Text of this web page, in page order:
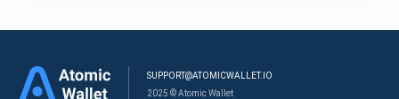
SUPPORT@ATOMICWALLET.IO
2025 © Atomic Wallet